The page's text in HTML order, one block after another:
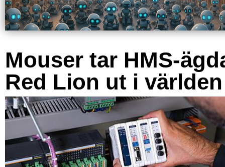
Mouser tar HMS-
Red Lion ut i världen